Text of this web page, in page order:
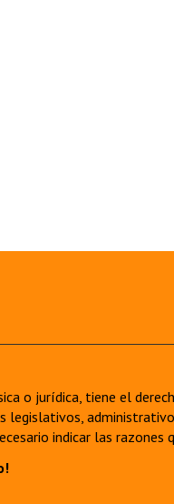
o jurídica, tiene el
legislativos,
indicar las